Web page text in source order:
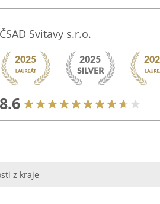
ČSAD Svitavy s.r.o.
8.6
z kraje